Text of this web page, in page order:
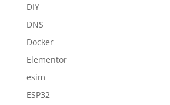
DIY
DNS
Docker
Elementor
esim
ESP32